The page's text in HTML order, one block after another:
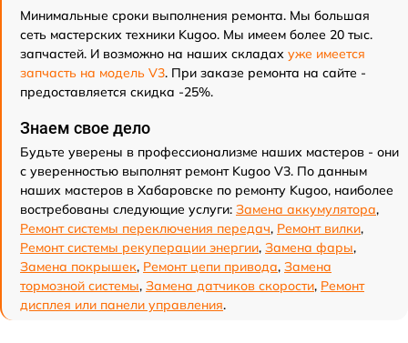
Минимальные сроки выполнения ремонта. Мы большая
сеть мастерских техники Kugoo. Мы имеем более 20 тыс.
запчастей. И возможно на наших складах уже имеется
запчасть на модель V3. При заказе ремонта на сайте -
предоставляется скидка -25%.
Знаем свое дело
Будьте уверены в профессионализме наших мастеров - они
с уверенностью выполнят ремонт Kugoo V3. По данным
наших мастеров в Хабаровске по ремонту Kugoo, наиболее
востребованы следующие услуги: Замена аккумулятора,
Ремонт системы переключения передач, Ремонт вилки,
Ремонт системы рекуперации энергии, Замена фары,
Замена покрышек, Ремонт цепи привода, Замена
тормозной системы, Замена датчиков скорости, Ремонт
дисплея или панели управления.